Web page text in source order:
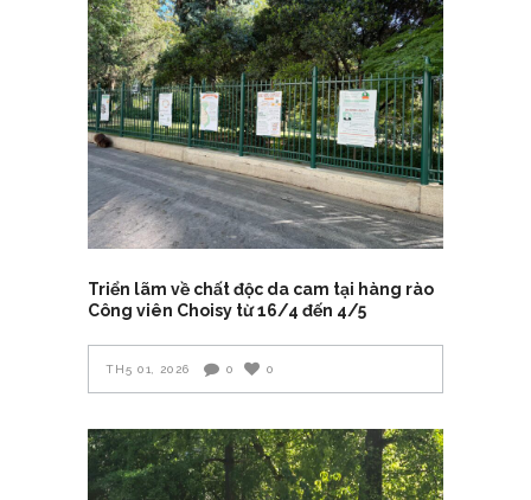
Triển lãm về chất độc da cam tại hàng rào
Công viên Choisy từ 16/4 đến 4/5
TH5 01, 2026 0 0